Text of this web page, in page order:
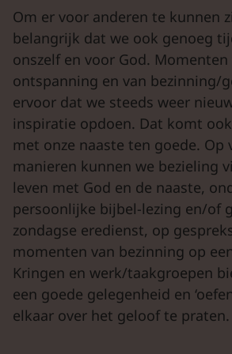
Om er voor anderen te kunnen
belangrijk dat we ook genoeg
onszelf en voor God. Momenten
ontspanning en van bezinning/
ervoor dat we steeds weer
inspiratie opdoen. Dat komt
met onze naaste ten goede. Op
manieren kunnen we bezieling
leven met God en de naaste,
persoonlijke bijbel-lezing en/of
zondagse eredienst, op
momenten van bezinning op
Kringen en werk/taakgroepen
een goede gelegenheid en
elkaar over het geloof te praten.